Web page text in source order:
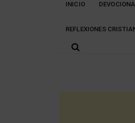
INICIO
REFLEXIONES